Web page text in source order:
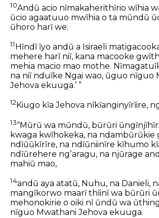
10Andũ acio nĩmakaherithĩrio wĩhia
ũcio agaatuuo mwĩhia o ta mũndũ
ũhoro harĩ we.
11 Hĩndĩ ĩyo andũ a Isiraeli
mehere harĩ niĩ, kana macooke
mehia macio mao mothe.
na niĩ nduĩke Ngai wao, ũguo nĩguo
Jehova ekuuga.’ ”
12Kiugo kĩa Jehova nĩkĩanginyĩrĩire,
13“Mũrũ wa mũndũ, bũrũri
kwaga kwĩhokeka, na ndambũrũkie
ndĩũũkĩrĩre, na ndĩũniinĩre kĩhumo
ndĩũrehere ngʼaragu, na njũrage
mahiũ mao,
14andũ aya atatũ, Nuhu, na Danieli,
mangĩkorwo maarĩ thĩinĩ wa bũrũri
mehonokirie o oiki nĩ ũndũ wa
nĩguo Mwathani Jehova ekuuga.